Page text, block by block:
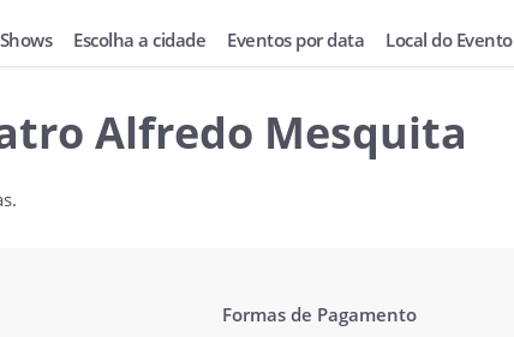
Shows Escolha a cidade Eventos por data Local do Evento
Alfredo Mesquita
Formas de Pagamento